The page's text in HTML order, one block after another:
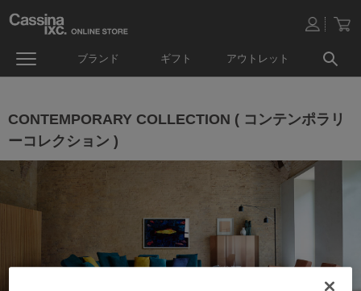
ブランド ギフト アウトレット
CONTEMPORARY COLLECTION ( コンテンポラリ
ーコレクション )